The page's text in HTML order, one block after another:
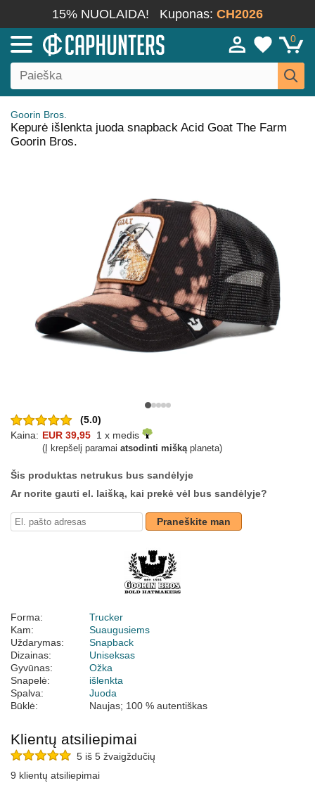
15% NUOLAIDA! Kuponas: CH2026
0
Goorin Bros.
Kepurė išlenkta juoda snapback Acid Goat The Farm
Goorin Bros.
(5.0)
Kaina: EUR 39,95 1 x medis
(Į krepšelį paramai atsodinti miškąplaneta)
Šis produktas netrukus bus sandėlyje
Ar norite gauti el. laišką, kai prekė vėl bus sandėlyje?
Praneškite man
Forma:
Trucker
Kam:
Suaugusiems
Uždarymas:
Snapback
Dizainas:
Uniseksas
Gyvūnas:
Ožka
Snapelė:
išlenkta
Spalva:
Juoda
Būklė:
Naujas; 100 % autentiškas
Klientų atsiliepimai
5 iš 5 žvaigždučių
9 klientų atsiliepimai